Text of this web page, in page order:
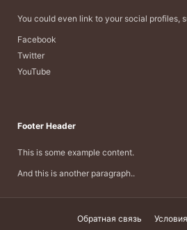
You could even link to your social profiles,
Facebook
Twitter
YouTube
Footer Header
This is some example content.
And this is another paragraph..
Обратная связь